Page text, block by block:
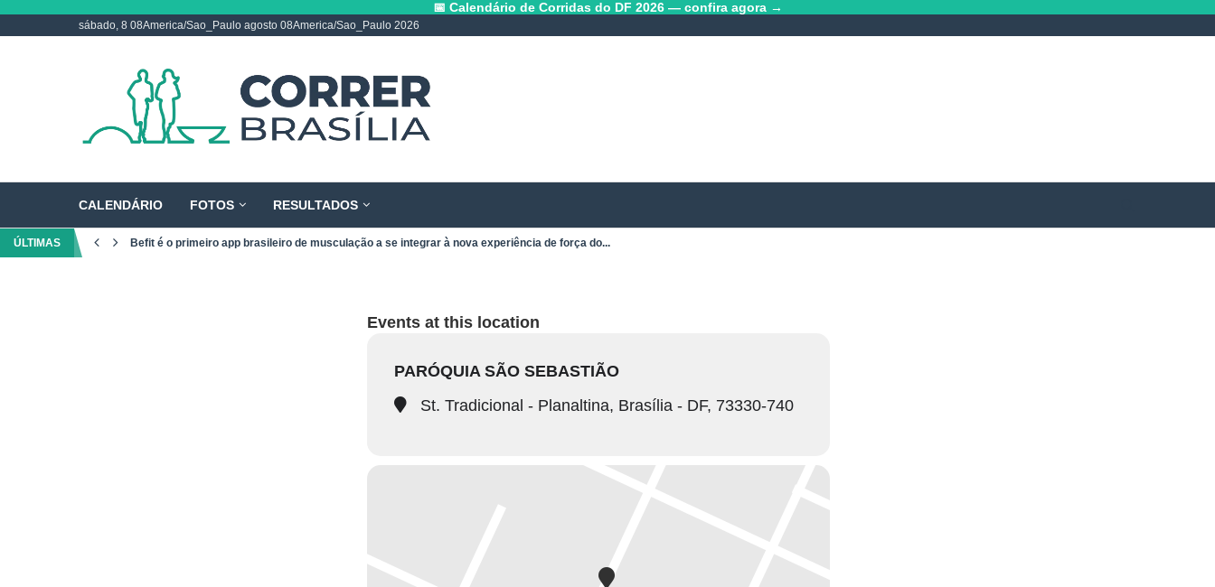
📅 Calendário de Corridas do DF 2026 — confira agora →
sábado, 8 08America/Sao_Paulo agosto 08America/Sao_Paulo 2026
CALENDÁRIO FOTOS RESULTADOS
ÚLTIMAS Befit é o primeiro app brasileiro de musculação a se integrar à nova experiência de força do...
Events at this location
PARÓQUIA SÃO SEBASTIÃO
St. Tradicional - Planaltina, Brasília - DF, 73330-740